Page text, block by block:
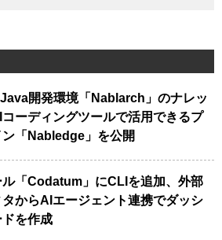
開発環境「Nablarch」のナレッ
ーディングツールで活用できるプ
ン「Nabledge」を公開
ル「Codatum」にCLIを追加、外部
タからAIエージェント連携でダッシ
ドを作成